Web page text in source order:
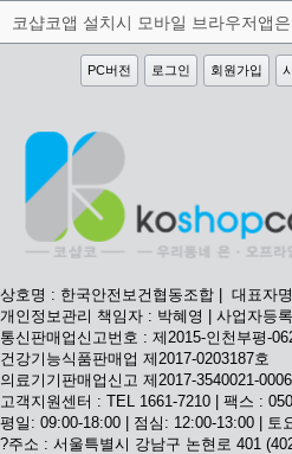
PC버전 로그인 회원가입
상호명 : 한국안전보건협동조합 | 대표자
개인정보관리 책임자 : 박혜영 | 사업자등
통신판매업신고번호 : 제2015-인천부평-
건강기능식품판매업 제2017-0203187호
의료기기판매업신고 제2017-3540021-
고객지원센터 : TEL 1661-7210 | 팩스 :
평일: 09:00-18:00 | 점심: 12:00-13:00 | 토
?주소 : 서울특별시 강남구 논현로 401